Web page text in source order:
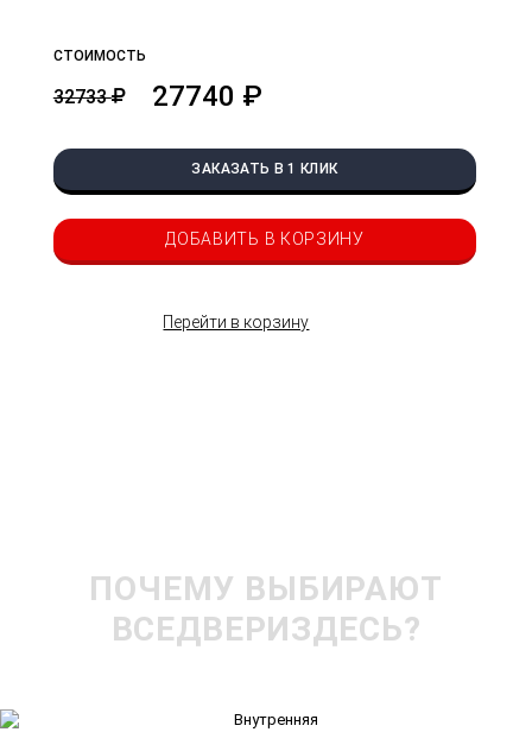
СТОИМОСТЬ
32733 27740 ₽
ЗАКАЗАТЬ В 1 КЛИК
ДОБАВИТЬ В КОРЗИНУ
Перейти в корзину
ПОЧЕМУ ВЫБИРАЮТ
ВСЕДВЕРИЗДЕСЬ?